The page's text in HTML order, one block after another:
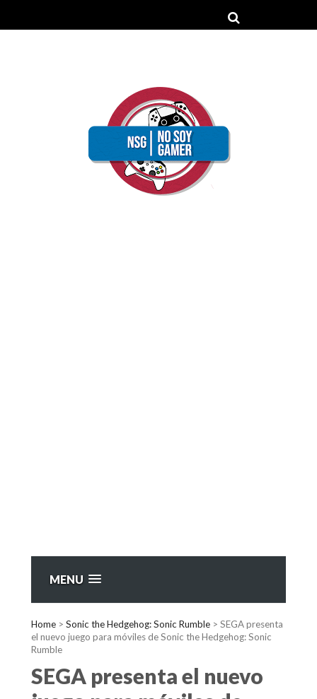
MENU
Home > Sonic the Hedgehog: Sonic Rumble > SEGA presenta
el nuevo juego para móviles de Sonic the Hedgehog: Sonic
Rumble
SEGA presenta el nuevo